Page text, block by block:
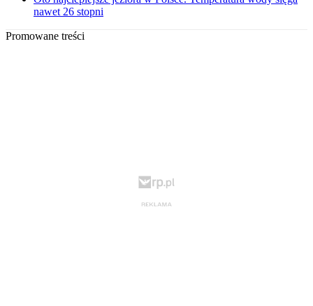
nawet 26 stopni
Promowane treści